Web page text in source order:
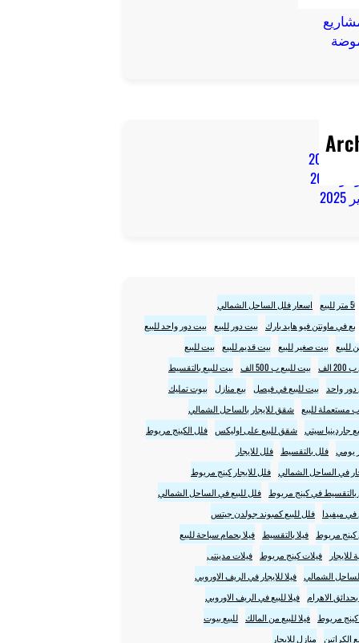
2025
اسعار فلل الساحل الشمالي
في ماونتن فيو هايد بارك
بيت دور للبيع
بيت دور واحد للبيع
للبيع
بيت صغير للبيع بيت قديم للبيع
بيت للبيع
الف
بيت للبيع ب 500 الف
بيت للبيع بالتقسيط
دور واحد
بيت للبيع في فيصل بيع منازل
بيوت تمليك
مستعملة للبيع شقق للايجار بالساحل الشمالي
جاردينيا سيتي شقق للبيع على اوليكس فلل الكينج مريوط
يومي فلل بالتقسيط فلل للايجار
في الساحل الشمالي فلل للايجار كينج مريوط
بالتقسيط في كينج مريوط فلل للبيع في الساحل الشمالي
في ميفيدا
فلل للبيع كمبوند جولدن جيتس
كينج مريوط فيلا بالتقسيط فيلا بحمام سباحة للبيع
للايجار
فيلات كينج مريوط فيلات مدينتى
الشمالي فيلا للايجار في الريف الاوروبي
بحدائق الاهرام فيلا للبيع في الريف الاوروبي
كينج مريوط فيلا للبيع من المالك للبيع بيوت
الكراتين
منازل للايجار